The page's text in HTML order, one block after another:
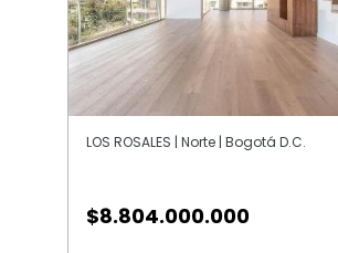
LOS ROSALES | Norte | Bogotá D.C.
$8.804.000.000